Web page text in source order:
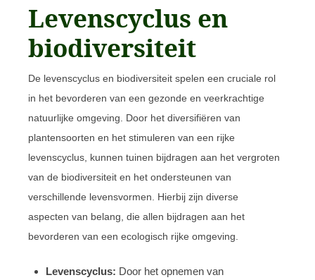
Levenscyclus en
biodiversiteit
De levenscyclus en biodiversiteit spelen een cruciale rol
in het bevorderen van een gezonde en veerkrachtige
natuurlijke omgeving. Door het diversifiëren van
plantensoorten en het stimuleren van een rijke
levenscyclus, kunnen tuinen bijdragen aan het vergroten
van de biodiversiteit en het ondersteunen van
verschillende levensvormen. Hierbij zijn diverse
aspecten van belang, die allen bijdragen aan het
bevorderen van een ecologisch rijke omgeving.
Levenscyclus: Door het opnemen van